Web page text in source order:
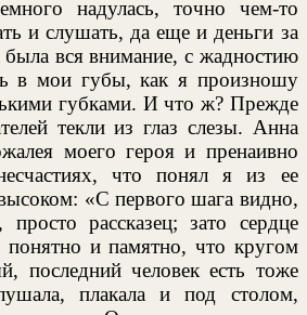
надулась, точно чем-то
и слушать, да еще и деньги за
вся внимание, с жадностию
в мои губы, как я произношу
губками. И что ж? Прежде
текли из глаз слезы. Анна
моего героя и пренаивно
что понял я из ее
«С первого шага видно,
рассказец; зато сердце
и памятно, что кругом
последний человек есть тоже
плакала и под столом,